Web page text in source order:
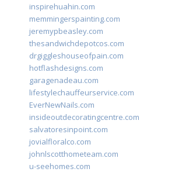
inspirehuahin.com
memmingerspainting.com
jeremypbeasley.com
thesandwichdepotcos.com
drgiggleshouseofpain.com
hotflashdesigns.com
garagenadeau.com
lifestylechauffeurservice.com
EverNewNails.com
insideoutdecoratingcentre.com
salvatoresinpoint.com
jovialfloralco.com
johnlscotthometeam.com
u-seehomes.com